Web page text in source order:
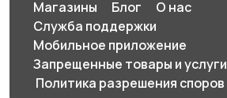
Магазины Блог
О нас
Служба поддержки
Мобильное приложение
Запрещенные товары и услуги
️ Политика разрешения споров